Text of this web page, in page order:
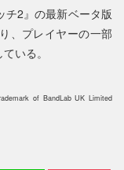
チ2』の最新ベータ版
、プレイヤーの一部
いる。
of BandLab UK Limited